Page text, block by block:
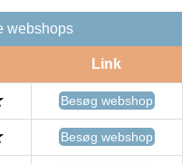
webshops
Link
Besøg webshop
Besøg webshop